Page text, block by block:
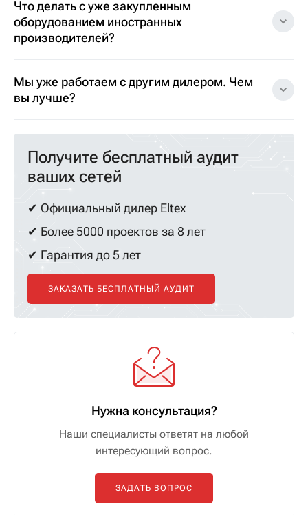
Что делать с уже закупленным
оборудованием иностранных
производителей?
Мы уже работаем с другим дилером. Чем
вы лучше?
Получите бесплатный аудит
ваших сетей
✔ Официальный дилер Eltex
✔ Более 5000 проектов за 8 лет
✔ Гарантия до 5 лет
ЗАКАЗАТЬ БЕСПЛАТНЫЙ АУДИТ
Нужна консультация?
Наши специалисты ответят на любой
интересующий вопрос.
ЗАДАТЬ ВОПРОС